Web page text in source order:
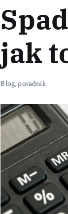
jak
Blog,poradnik